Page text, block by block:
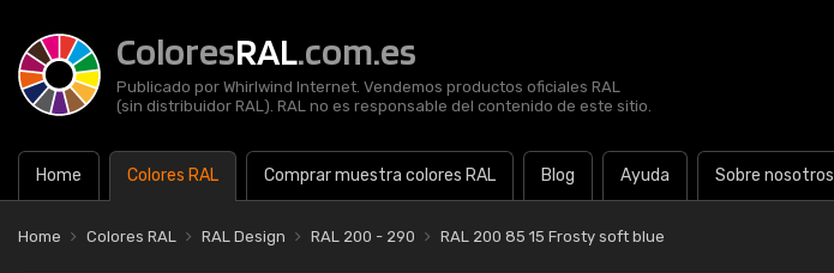
ColoresRAL.com.es
Publicado por Whirlwind Internet. Vendemos productos oficiales RAL
(sin distribuidor RAL). RAL no es responsable del contenido de este sitio.
Home Colores RAL Comprar muestra colores RAL Blog Ayuda Sobre nosotros
Home Colores RAL RAL Design RAL 200 - 290 RAL 200 85 15 Frosty soft blue